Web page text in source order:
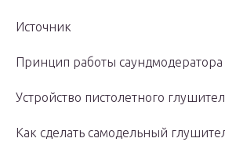
Источник
Принцип работы саундмодератора
Устройство пистолетного
Как сделать самодельный